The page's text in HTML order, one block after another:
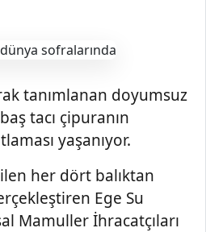
tanımlanan doyumsuz
tacı çipuranın
yaşanıyor.
her dört balıktan
Ege Su
Mamuller İhracatçıları